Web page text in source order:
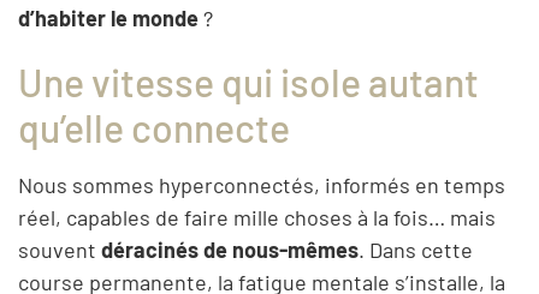
d’habiter le monde?
Une vitesse qui isole autant
qu’elle connecte
Nous sommes hyperconnectés, informés en temps
réel, capables de faire mille choses à la fois… mais
souvent déracinés de nous-mêmes. Dans cette
course permanente, la fatigue mentale s’installe, la